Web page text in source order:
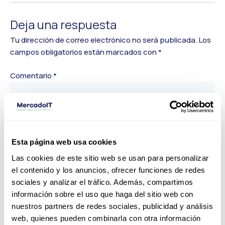
Esta página web usa cookies
Las cookies de este sitio web se usan para personalizar
el contenido y los anuncios, ofrecer funciones de redes
sociales y analizar el tráfico. Además, compartimos
información sobre el uso que haga del sitio web con
nuestros partners de redes sociales, publicidad y análisis
web, quienes pueden combinarla con otra información
Deja una respuesta
Tu dirección de correo electrónico no será publicada.Los
campos obligatorios están marcados con*
Comentario*